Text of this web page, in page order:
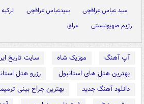
سید عباس عراقچی سیدعباس عراقچی ترکیه
رژیم صهیونیستی
عراق
آپ آهنگ موزیک شاه
سایت تاریخ
بهترین هتل های استانبول
رزرو هتل
دانلود آهنگ جدید
بهترین جراح بینی